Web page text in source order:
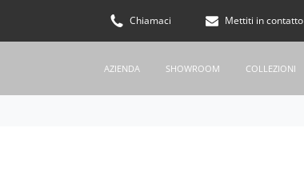
Chiamaci Mettiti in contatto
AZIENDA SHOWROOM COLLEZIONI